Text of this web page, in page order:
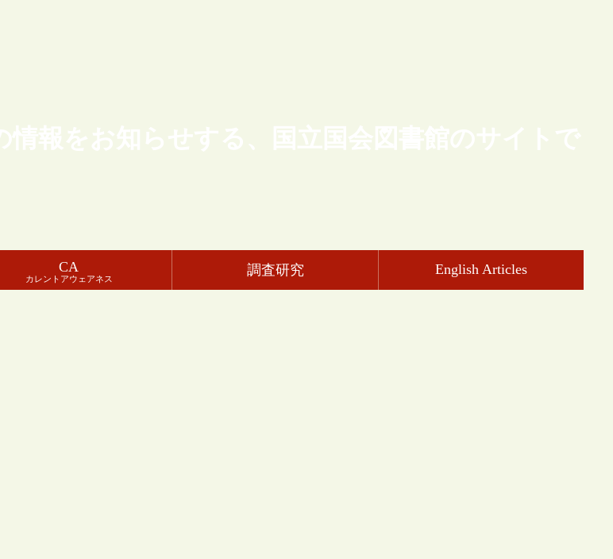
情報をお知らせする、国立国会図書館のサイトで
CA
カレントアウェアネス
調査研究 English Articles